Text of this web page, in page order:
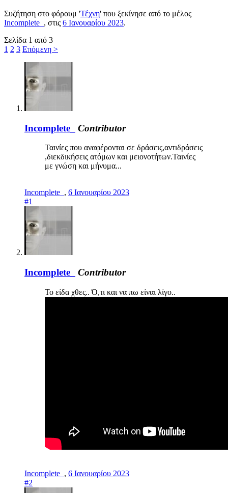
Συζήτηση στο φόρουμ 'Τέχνη' που ξεκίνησε από το μέλος
Incomplete_ , στις 6 Ιανουαρίου 2023.
Σελίδα 1 από 3
1 2 3 Επόμενη >
Incomplete_ Contributor
Ταινίες που αναφέρονται σε δράσεις,αντιδράσεις
,διεκδικήσεις ατόμων και μειονοτήτων.Ταινίες
με γνώση και μήνυμα...
Incomplete_ , 6 Ιανουαρίου 2023
#1
Incomplete_ Contributor
Το είδα χθες.. Ό,τι και να πω είναι λίγο..
Incomplete_ , 6 Ιανουαρίου 2023
#2